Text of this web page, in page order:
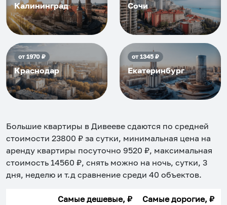
Калининград Сочи
от1970₽
Краснодар
от1345₽
Екатеринбург
Большие квартиры в Дивееве сдаются по средней
стоимости 23800 ₽ за сутки, минимальная цена на
аренду квартиры посуточно 9520 ₽, максимальная
стоимость 14560 ₽, снять можно на ночь, сутки, 3
дня, неделю и т.д сравнение среди 40 объектов.
Самые дешевые, ₽ Самые дорогие, ₽